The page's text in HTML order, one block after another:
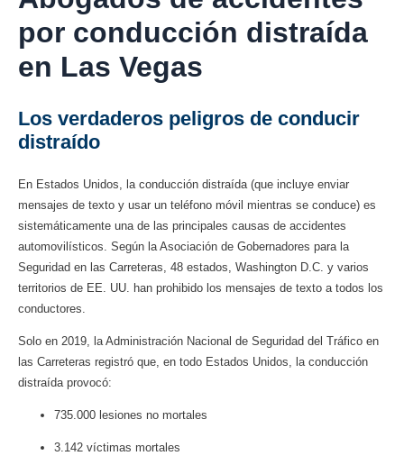
por conducción distraída
en Las Vegas
Los verdaderos peligros de conducir
distraído
En Estados Unidos, la conducción distraída (que incluye enviar
mensajes de texto y usar un teléfono móvil mientras se conduce) es
sistemáticamente una de las principales causas de accidentes
automovilísticos. Según la Asociación de Gobernadores para la
Seguridad en las Carreteras, 48 ​​estados, Washington D.C. y varios
territorios de EE. UU. han prohibido los mensajes de texto a todos los
conductores.
Solo en 2019, la Administración Nacional de Seguridad del Tráfico en
las Carreteras registró que, en todo Estados Unidos, la conducción
distraída provocó:
735.000 lesiones no mortales
3.142 víctimas mortales